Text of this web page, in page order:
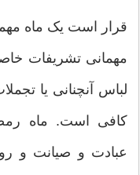
قرار است یک ماه
مهمانی تشریفات
لباس آنچنانی یا
کافی است. ماه
عبادت و صیانت و